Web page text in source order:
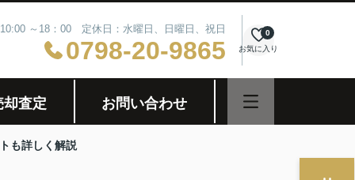
～18：00 定休日：水曜日、日曜日、祝日
0798-20-9865 お気に入り
0
却査定 お問い合わせ
も詳しく解説